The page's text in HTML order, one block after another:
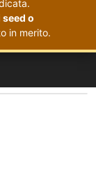
o
in merito.